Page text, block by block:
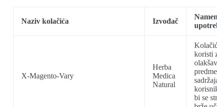
Naziv kolačića Izvođač
X-Magento-Vary
Herba
Medica
Natural
koristi
bi se